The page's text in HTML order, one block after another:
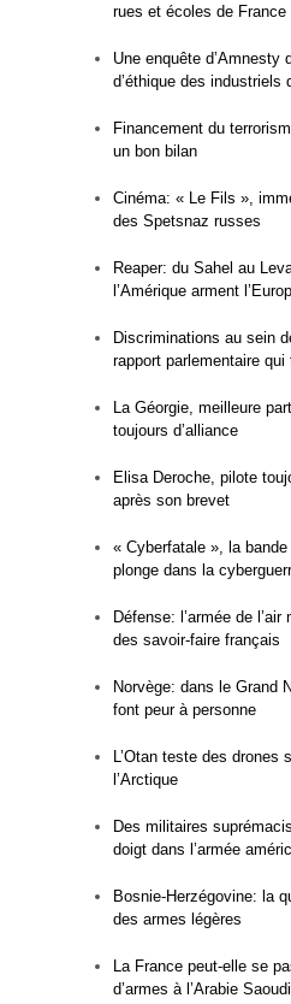
rues et écoles de France
Une enquête d’Amnesty
d’éthique des industriels
Financement du
un bon bilan
Cinéma: « Le Fils »,
des Spetsnaz russes
Reaper: du Sahel au
l’Amérique arment
Discriminations au sein
rapport parlementaire qui
La Géorgie, meilleure
toujours d’alliance
Elisa Deroche, pilote
après son brevet
« Cyberfatale », la
plonge dans la
Défense: l’armée de
des savoir-faire français
Norvège: dans le Grand
font peur à personne
L’Otan teste des drones
l’Arctique
Des militaires
doigt dans l’armée
Bosnie-Herzégovine: la
des armes légères
La France peut-elle se
d’armes à l’Arabie